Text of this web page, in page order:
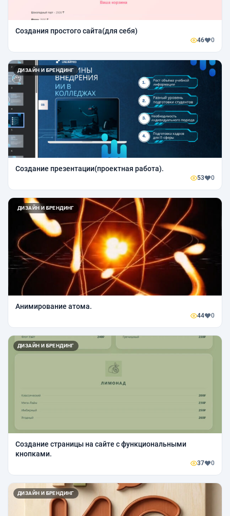
Создания простого сайта(для себя)
46 0
ДИЗАЙН И БРЕНДИНГ
Создание презентации(проектная работа).
53 0
ДИЗАЙН И БРЕНДИНГ
Анимирование атома.
44 0
ДИЗАЙН И БРЕНДИНГ
Создание страницы на сайте с функциональными
кнопками.
37 0
ДИЗАЙН И БРЕНДИНГ